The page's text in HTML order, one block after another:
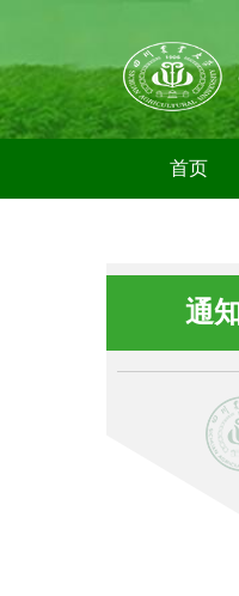
首页
通